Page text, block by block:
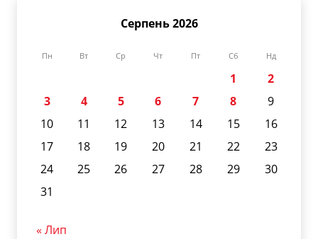
Серпень 2026
Пн Вт Ср Чт Пт Сб Нд
1
2
3
4 5 6 7 8
9
10
11 12 13 14 15
16
17
18 19 20 21 22
23
24
25 26 27 28 29
30
31
« Лип